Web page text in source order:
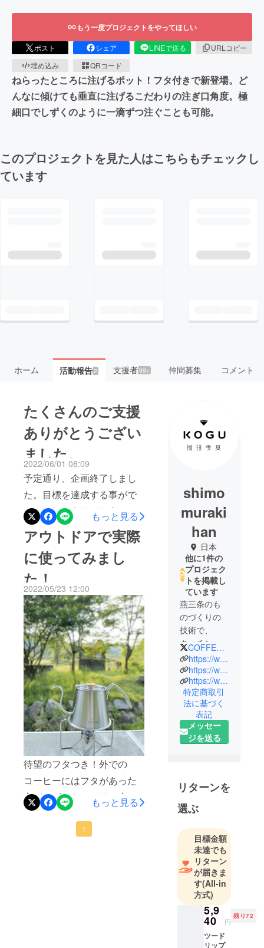
もう一度プロジェクトをやってほしい
ポスト シェア LINEで送る
URLコピー
埋め込み
QRコード
ねらったところに注げるポット！フタ付きで新登場。ど
んなに傾けても垂直に注げるこだわりの注ぎ口角度。極
細口でしずくのように一滴ずつ注ぐことも可能。
このプロジェクトを見た人はこちらもチェックし
ています
ホーム 活動報告2 支援者99+ 仲間募集 コメント
たくさんのご支援
ありがとうござい
ました。
2022/06/01 08:09
予定通り、企画終了しまし
た。目標を達成する事がで
きました、ありがとうござ
います。来週に向けて発送
手配に移行いたします。よ
ろしくお願いいたします。
もっと見る
アウトドアで実際
に使ってみまし
た！
2022/05/23 12:00
待望のフタつき！外での
コーヒーにはフタがあった
方が、ゴミやホコリ、虫等
が入らず安心でした。キャ
ンプ用のバナーで直接加
もっと見る
1
shimo
muraki
han
日本
他に1件の
プロジェク
トを掲載し
ています
燕三条のも
のづくりの
技術で、
キッチン用
品を中心に
生活雑貨を
企画・販
売。使いや
すさを形に
して、心地
よく、楽し
い暮らしを
COFFEE_KOGU
https://www.instagram.com/shimomurakihan/?hl=ja
https://www.simomura-kihan.co.jp/
https://www.rakuten.ne.jp/gold/simomura-kihan/coffee.html
特定商取引
法に基づく
表記
メッセー
ジを送る
リターンを
選ぶ
目標金額
未達でも
リターン
が届きま
す(All-in
方式)
5,9
40 円
残り72
ツード
リップ